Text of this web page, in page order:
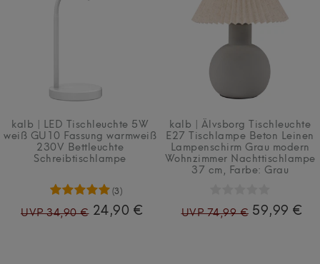
kalb | LED Tischleuchte 5W
weiß GU10 Fassung warmweiß
230V Bettleuchte
Schreibtischlampe
(3)
UVP 34,90 € 24,90 €
kalb | Älvsborg Tischleuchte
E27 Tischlampe Beton Leinen
Lampenschirm Grau modern
Wohnzimmer Nachttischlampe
37 cm , Farbe: Grau
UVP 74,99 € 59,99 €